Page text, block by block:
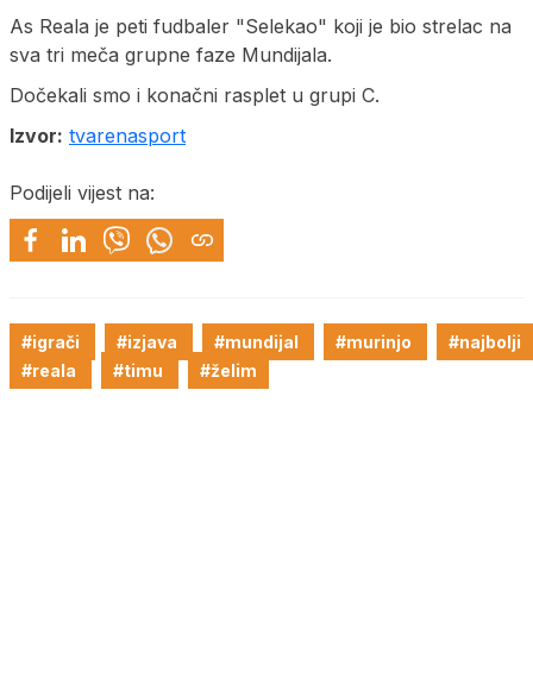
As Reala je peti fudbaler "Selekao" koji je bio strelac na
sva tri meča grupne faze Mundijala.
Dočekali smo i konačni rasplet u grupi C.
Izvor: tvarenasport
Podijeli vijest na:
#igrači #izjava #mundijal #murinjo
#najbolji
#reala
#timu #želim